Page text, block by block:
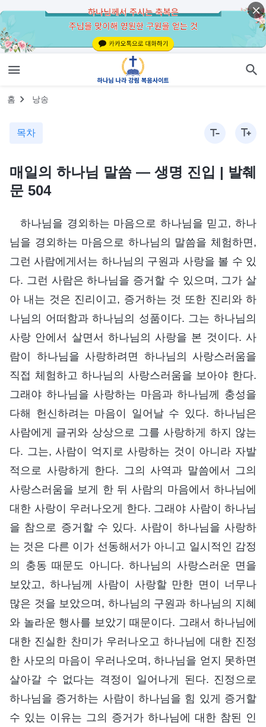
홈 낭송
목차
매일의 하나님 말씀 ― 생명 진입 | 발췌
문 504
하나님을 경외하는 마음으로 하나님을 믿고, 하나
님을 경외하는 마음으로 하나님의 말씀을 체험하면,
그런 사람에게서는 하나님의 구원과 사랑을 볼 수 있
다. 그런 사람은 하나님을 증거할 수 있으며, 그가 살
아 내는 것은 진리이고, 증거하는 것 또한 진리와 하
나님의 어떠함과 하나님의 성품이다. 그는 하나님의
사랑 안에서 살면서 하나님의 사랑을 본 것이다. 사
람이 하나님을 사랑하려면 하나님의 사랑스러움을
직접 체험하고 하나님의 사랑스러움을 보아야 한다.
그래야 하나님을 사랑하는 마음과 하나님께 충성을
다해 헌신하려는 마음이 일어날 수 있다. 하나님은
사람에게 글귀와 상상으로 그를 사랑하게 하지 않는
다. 그는, 사람이 억지로 사랑하는 것이 아니라 자발
적으로 사랑하게 한다. 그의 사역과 말씀에서 그의
사랑스러움을 보게 한 뒤 사람의 마음에서 하나님에
대한 사랑이 우러나오게 한다. 그래야 사람이 하나님
을 참으로 증거할 수 있다. 사람이 하나님을 사랑하
는 것은 다른 이가 선동해서가 아니고 일시적인 감정
의 충동 때문도 아니다. 하나님의 사랑스러운 면을
보았고, 하나님께 사람이 사랑할 만한 면이 너무나
많은 것을 보았으며, 하나님의 구원과 하나님의 지혜
와 놀라운 행사를 보았기 때문이다. 그래서 하나님에
대한 진실한 찬미가 우러나오고 하나님에 대한 진정
한 사모의 마음이 우러나오며, 하나님을 얻지 못하면
살아갈 수 없다는 격정이 일어나게 된다. 진정으로
하나님을 증거하는 사람이 하나님을 힘 있게 증거할
수 있는 이유는 그의 증거가 하나님에 대한 참된 인